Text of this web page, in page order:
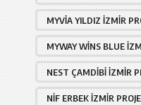
MYVIA YILDIZ İZMIR
MYWAY WINS BLUE
NEST ÇAMDIBI İZMIR
NIF ERBEK İZMIR